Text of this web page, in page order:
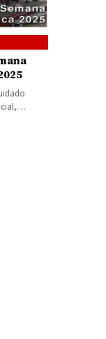
y…